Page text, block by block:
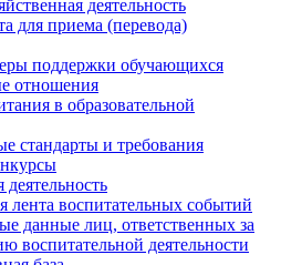
деятельность
для приема (перевода)
поддержки обучающихся
отношения
в образовательной
стандарты и требования
деятельность
лента воспитательных событий
данные лиц, ответственных за
воспитательной деятельности